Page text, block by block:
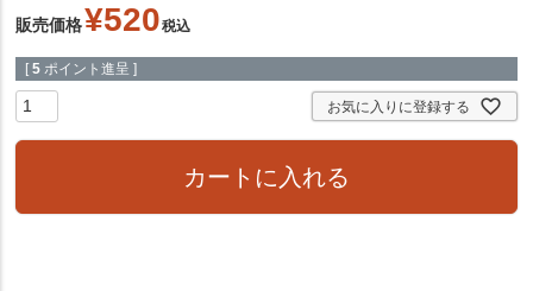
販売価格¥520税込
[ 5 ポイント進呈 ]
お気に入りに登録する
カートに入れる